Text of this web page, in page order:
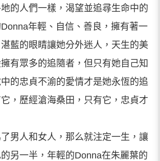
的人們一樣，渴望並追尋生命中的
年輕、自信、善良，擁有著一
藍的眼睛讓她分外迷人，天生的美
有眾多的追隨者，但只有她自己知
的忠貞不渝的愛情才是她永恆的追
，歷經滄海桑田，只有它，忠貞才
男人和女人，那么就注定一生，讓
另一半，年輕的Donna在朱麗葉的